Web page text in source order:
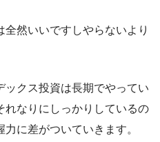
然いいですしやらないより
ックス投資は長期でやってい
れなりにしっかりしているの
に差がついていきます。